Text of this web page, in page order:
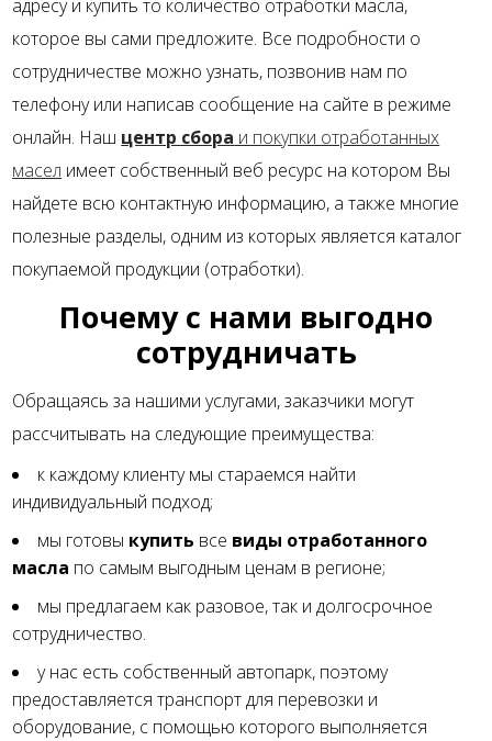
адресу и купить то количество отработки масла,
которое вы сами предложите. Все подробности о
сотрудничестве можно узнать, позвонив нам по
телефону или написав сообщение на сайте в режиме
онлайн. Наш центр сбора и покупки отработанных
масел имеет собственный веб ресурс на котором Вы
найдете всю контактную информацию, а также многие
полезные разделы, одним из которых является каталог
покупаемой продукции (отработки).
Почему с нами выгодно
сотрудничать
Обращаясь за нашими услугами, заказчики могут
рассчитывать на следующие преимущества:
к каждому клиенту мы стараемся найти
индивидуальный подход;
мы готовы купить все виды отработанного
масла по самым выгодным ценам в регионе;
мы предлагаем как разовое, так и долгосрочное
сотрудничество.
у нас есть собственный автопарк, поэтому
предоставляется транспорт для перевозки и
оборудование, с помощью которого выполняется